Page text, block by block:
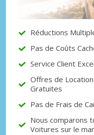
Se
Réductions
Pas de Coûts
Service Client
Offres de
Gratuites
Pas de Frais de
Nous comparons
Voitures sur le